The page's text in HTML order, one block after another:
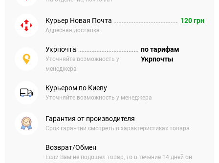
Курьер Новая Почта
Адресная доставка
120 грн
Укрпочта
Уточняйте возможность у
менеджера
по тарифам
Укрпочты
Курьером по Киеву
Уточняйте возможность у менеджера
Гарантия от производителя
Срок гарантии смотреть в характеристиках товара
Возврат/Обмен
Если Вам не подошел товар, то в течение 14 дней он